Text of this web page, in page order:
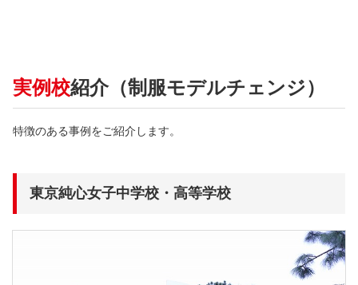
実例校紹介（制服モデルチェンジ）
特徴のある事例をご紹介します。
東京純心女子中学校・高等学校